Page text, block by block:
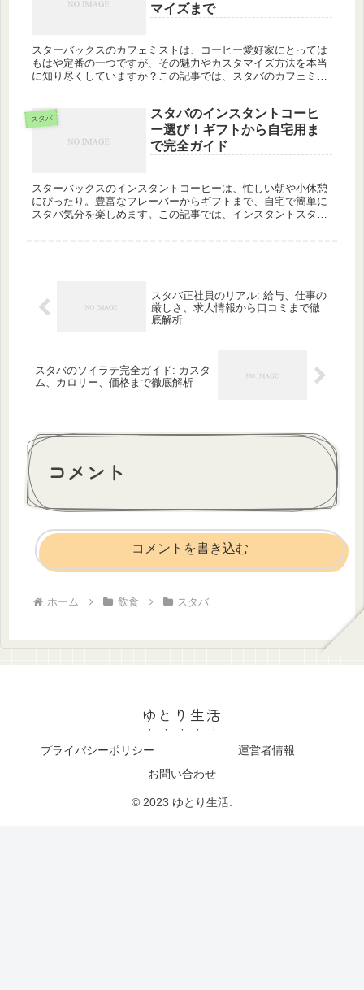
マイズまで
スターバックスのカフェミストは、コーヒー愛好家にとっては
もはや定番の一つですが、その魅力やカスタマイズ方法を本当
に知り尽くしていますか？この記事では、スタバのカフェミス
スタバ
スタバのインスタントコーヒ
ー選び！ギフトから自宅用ま
で完全ガイド
スターバックスのインスタントコーヒーは、忙しい朝や小休憩
にぴったり。豊富なフレーバーからギフトまで、自宅で簡単に
スタバ気分を楽しめます。この記事では、インスタントスタバ
スタバ正社員のリアル: 給与、仕事の
厳しさ、求人情報から口コミまで徹
底解析
スタバのソイラテ完全ガイド: カスタ
ム、カロリー、価格まで徹底解析
コメント
コメントを書き込む
ホーム 飲食 スタバ
ゆとり生活
プライバシーポリシー
運営者情報
お問い合わせ
© 2023 ゆとり生活.